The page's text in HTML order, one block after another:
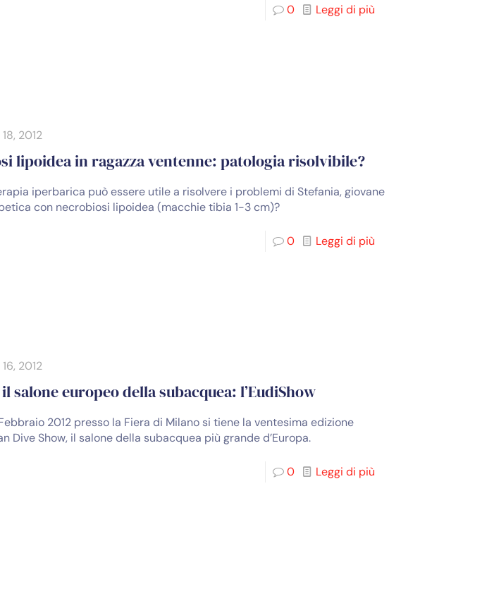
0 Leggi di più
2012
lipoidea in ragazza ventenne: patologia risolvibile?
iperbarica può essere utile a risolvere i problemi di Stefania, giovane
con necrobiosi lipoidea (macchie tibia 1-3 cm)?
0 Leggi di più
2012
salone europeo della subacquea: l’EudiShow
2012 presso la Fiera di Milano si tiene la ventesima edizione
Dive Show, il salone della subacquea più grande d’Europa.
0 Leggi di più